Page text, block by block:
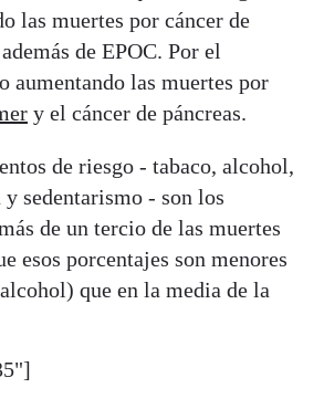
las muertes por cáncer de
de EPOC. Por el
aumentando las muertes por
y el cáncer de páncreas.
de riesgo - tabaco, alcohol,
y sedentarismo - son los
de un tercio de las muertes
esos porcentajes son menores
que en la media de la